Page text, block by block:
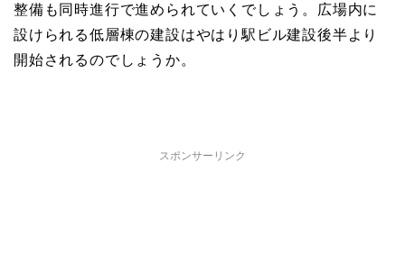
整備も同時進行で進められていくでしょう。広場内に
設けられる低層棟の建設はやはり駅ビル建設後半より
開始されるのでしょうか。
スポンサーリンク